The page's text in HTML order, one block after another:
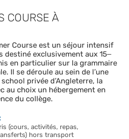
COURSE À
Course est un séjour intensif
exclusivement aux 15–
en particulier sur la grammaire
Il se déroule au sein de l’une
privée d’Angleterre, la
au choix un hébergement en
du collège.
(cours, activités, repas,
hors transport